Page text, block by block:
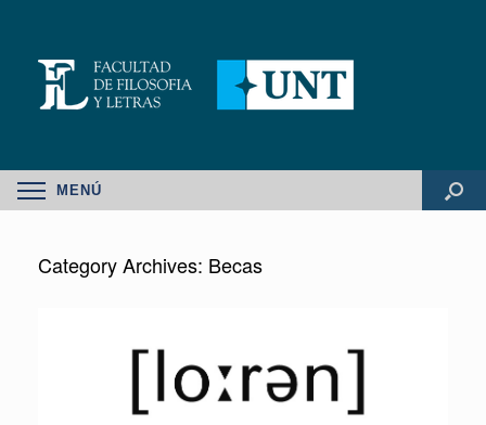
MENÚ
Category Archives: Becas